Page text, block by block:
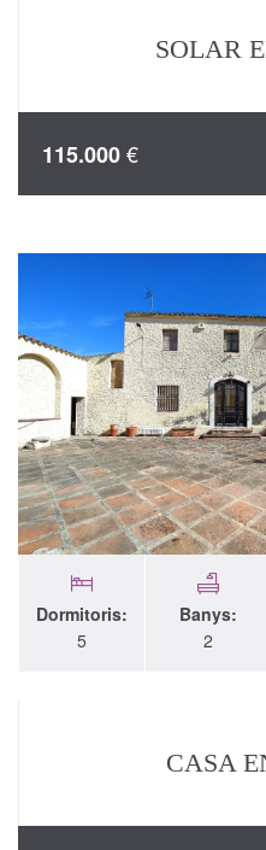
SOLAR
115.000€
Dormitoris:
5
Banys:
2
CASA